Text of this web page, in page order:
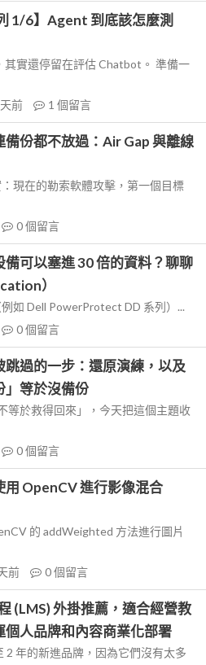
1/6】Agent 到底該怎麼測
實還停留在評估 Chatbot。 準備一
前 1 個留言
份都不放過：Air Gap 與離線
現在的勒索軟體攻擊，第一個目標
0個留言
可以塞進 30 倍的資料？聊聊
）
如 Dell PowerProtect DD 系列）...
0個留言
過的一步：還原演練，以及
」等於沒備份
等於救得回來」，今天把這個主題收
0個留言
OpenCV 進行影像混合
的 addWeighted 方法進行圖片
前 0個留言
(LMS) 外掛推薦，適合經營教
人品牌和內容商業化部署
年的新進品牌，因為它們沒有太多